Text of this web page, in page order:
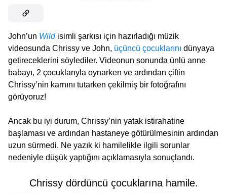
John’un Wildisimli şarkısı için hazırladığı müzik
videosunda Chrissy ve John, üçüncü çocuklarını dünyaya
getireceklerini söylediler. Videonun sonunda ünlü anne
babayı, 2 çocuklarıyla oynarken ve ardından çiftin
Chrissy’nin karnını tutarken çekilmiş bir fotoğrafını
görüyoruz!
Ancak bu iyi durum, Chrissy’nin yatak istirahatine
başlaması ve ardından hastaneye götürülmesinin ardından
uzun sürmedi. Ne yazık ki hamilelikle ilgili sorunlar
nedeniyle düşük yaptığını açıklamasıyla sonuçlandı.
Chrissy dördüncü çocuklarına hamile.